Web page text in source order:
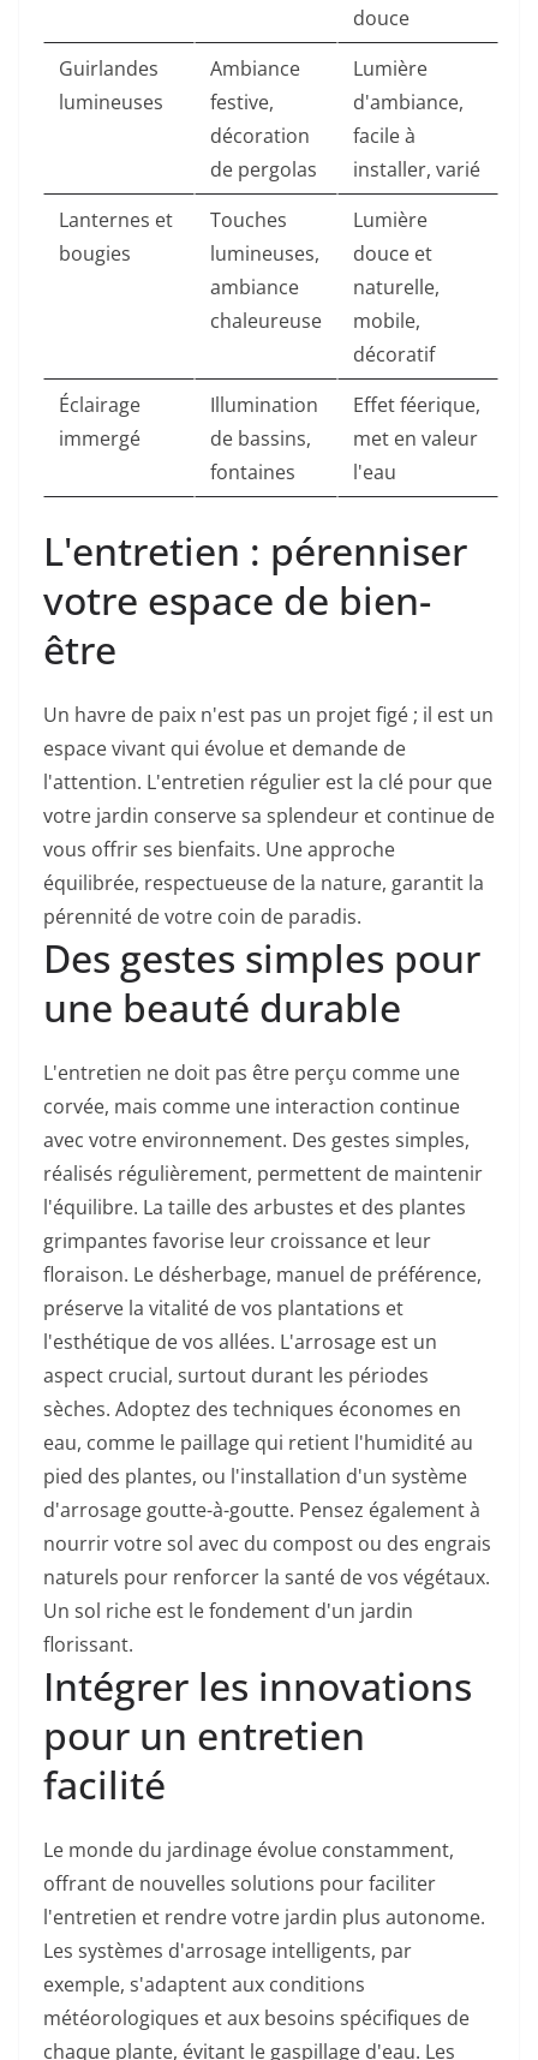
douce
Guirlandes
lumineuses
Ambiance
festive,
décoration
de pergolas
Lumière
d'ambiance,
facile à
installer, varié
Lanternes et
bougies
Touches
lumineuses,
ambiance
chaleureuse
Lumière
douce et
naturelle,
mobile,
décoratif
Éclairage
immergé
Illumination
de bassins,
fontaines
Effet féerique,
met en valeur
l'eau
L'entretien : pérenniser
votre espace de bien-
être
Un havre de paix n'est pas un projet figé ; il est un
espace vivant qui évolue et demande de
l'attention. L'entretien régulier est la clé pour que
votre jardin conserve sa splendeur et continue de
vous offrir ses bienfaits. Une approche
équilibrée, respectueuse de la nature, garantit la
pérennité de votre coin de paradis.
Des gestes simples pour
une beauté durable
L'entretien ne doit pas être perçu comme une
corvée, mais comme une interaction continue
avec votre environnement. Des gestes simples,
réalisés régulièrement, permettent de maintenir
l'équilibre. La taille des arbustes et des plantes
grimpantes favorise leur croissance et leur
floraison. Le désherbage, manuel de préférence,
préserve la vitalité de vos plantations et
l'esthétique de vos allées. L'arrosage est un
aspect crucial, surtout durant les périodes
sèches. Adoptez des techniques économes en
eau, comme le paillage qui retient l'humidité au
pied des plantes, ou l'installation d'un système
d'arrosage goutte-à-goutte. Pensez également à
nourrir votre sol avec du compost ou des engrais
naturels pour renforcer la santé de vos végétaux.
Un sol riche est le fondement d'un jardin
florissant.
Intégrer les innovations
pour un entretien
facilité
Le monde du jardinage évolue constamment,
offrant de nouvelles solutions pour faciliter
l'entretien et rendre votre jardin plus autonome.
Les systèmes d'arrosage intelligents, par
exemple, s'adaptent aux conditions
météorologiques et aux besoins spécifiques de
chaque plante, évitant le gaspillage d'eau. Les